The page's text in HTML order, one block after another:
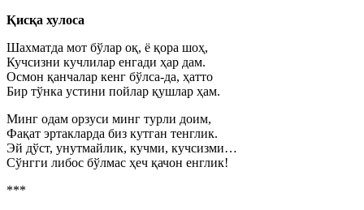
Қисқа хулоса
Шахматда мот бўлар оқ, ё қора шоҳ,
Кучсизни кучлилар енгади ҳар дам.
Осмон қанчалар кенг бўлса-да, ҳатто
Бир тўнка устини пойлар қушлар ҳам.
Минг одам орзуси минг турли доим,
Фақат эртакларда биз кутган тенглик.
Эй дўст, унутмайлик, кучми, кучсизми…
Сўнгги либос бўлмас ҳеч қачон енглик!
***